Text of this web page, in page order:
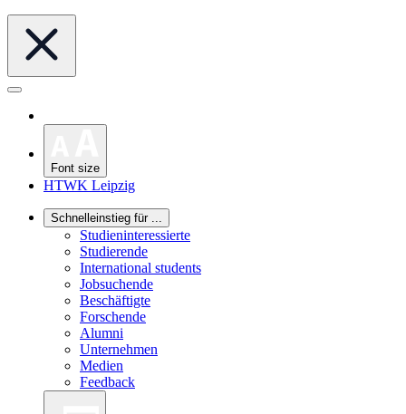
Font size
HTWK Leipzig
Schnelleinstieg für ...
Studieninteressierte
Studierende
International students
Jobsuchende
Beschäftigte
Forschende
Alumni
Unternehmen
Medien
Feedback